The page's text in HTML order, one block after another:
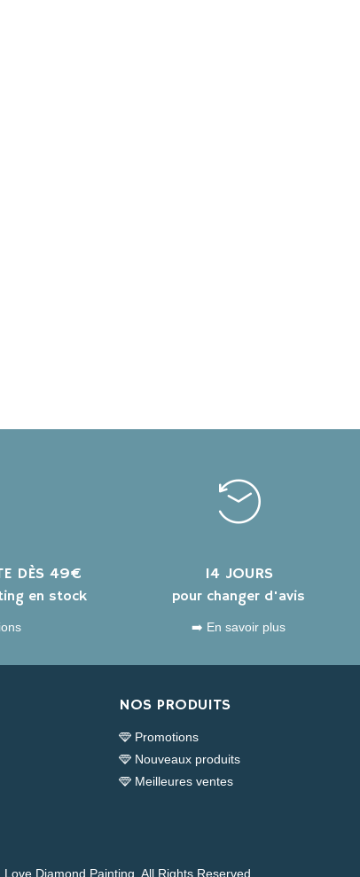
DÈS 49€
en stock
14 JOURS
pour changer d'avis
➡️ En savoir plus
NOS PRODUITS
Promotions
Nouveaux produits
Meilleures ventes
Diamond Painting. All Rights Reserved